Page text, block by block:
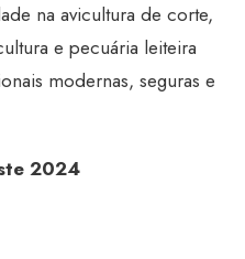
na avicultura de corte,
e pecuária leiteira
modernas, seguras e
2024